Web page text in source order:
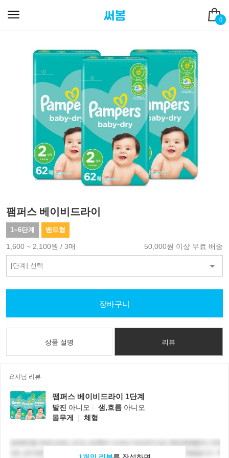
0
팸퍼스 베이비드라이
1~6단계 밴드형
1,600 ~ 2,100원 / 3매 50,000원 이상 무료 배송
장바구니
상품 설명 리뷰
요시님 리뷰
팸퍼스 베이비드라이 1단계
발진 아니오 | 샘,흐름 아니오
몸무게
| 체형